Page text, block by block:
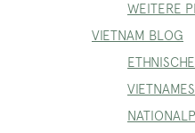
WEITERE
VIETNAM BLOG